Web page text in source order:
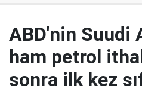
ABD'nin Suudi
ham petrol
sonra ilk kez